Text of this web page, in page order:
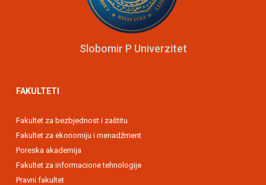
Slobomir P Univerzitet
FAKULTETI
Fakultet za bezbjednost i zaštitu
Fakultet za ekonomiju i menadžment
Poreska akademija
Fakultet za informacione tehnologije
Pravni fakultet